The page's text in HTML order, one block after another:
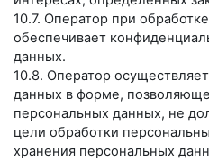
10.7. Оператор при
обеспечивает
данных.
10.8. Оператор
данных в форме,
персональных данных, не
цели обработки
хранения персональных